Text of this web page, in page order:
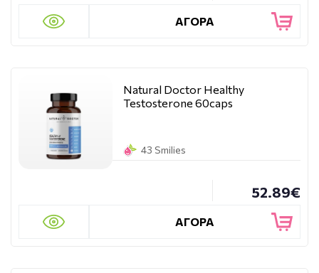
ΑΓΟΡΑ
Natural Doctor Healthy
Testosterone 60caps
43 Smilies
52.89€
ΑΓΟΡΑ